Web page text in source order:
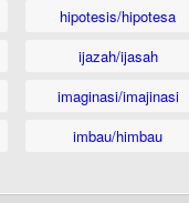
hipotesis/hipotesa
ijazah/ijasah
imaginasi/imajinasi
imbau/himbau